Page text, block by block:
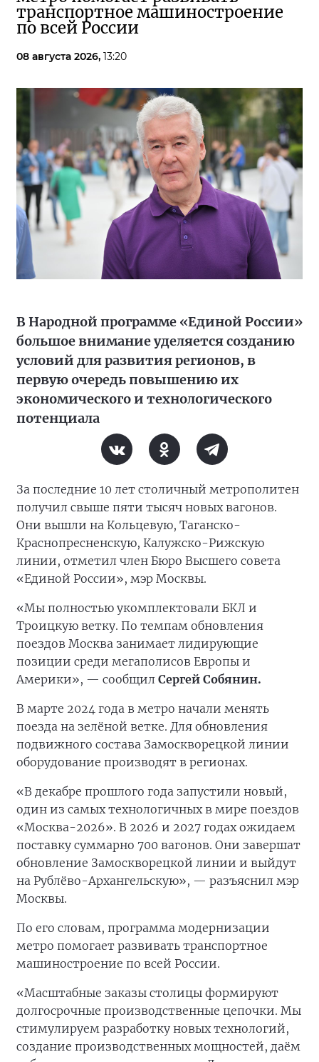
транспортное машиностроение
по всей России
08 августа 2026, 13:20
В Народной программе «Единой России»
большое внимание уделяется созданию
условий для развития регионов, в
первую очередь повышению их
экономического и технологического
потенциала
За последние 10 лет столичный метрополитен
получил свыше пяти тысяч новых вагонов.
Они вышли на Кольцевую, Таганско-
Краснопресненскую, Калужско-Рижскую
линии, отметил член Бюро Высшего совета
«Единой России», мэр Москвы.
«Мы полностью укомплектовали БКЛ и
Троицкую ветку. По темпам обновления
поездов Москва занимает лидирующие
позиции среди мегаполисов Европы и
Америки», — сообщил Сергей Собянин.
В марте 2024 года в метро начали менять
поезда на зелёной ветке. Для обновления
подвижного состава Замоскворецкой линии
оборудование производят в регионах.
«В декабре прошлого года запустили новый,
один из самых технологичных в мире поездов
«Москва-2026». В 2026 и 2027 годах ожидаем
поставку суммарно 700 вагонов. Они завершат
обновление Замоскворецкой линии и выйдут
на Рублёво-Архангельскую», — разъяснил мэр
Москвы.
По его словам, программа модернизации
метро помогает развивать транспортное
машиностроение по всей России.
«Масштабные заказы столицы формируют
долгосрочные производственные цепочки. Мы
стимулируем разработку новых технологий,
создание производственных мощностей, даём